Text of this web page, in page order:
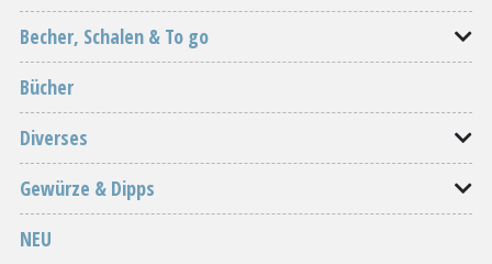
Becher, Schalen & To go
Bücher
Diverses
Gewürze & Dipps
NEU